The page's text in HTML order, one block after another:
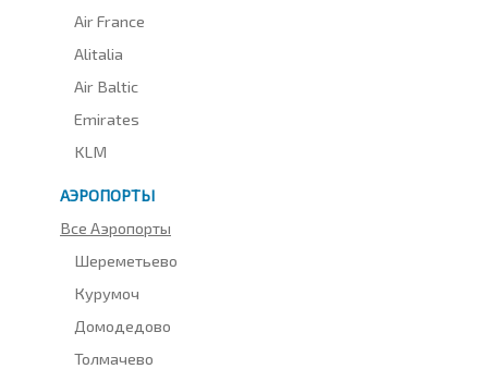
Air France
Alitalia
Air Baltic
Emirates
KLM
АЭРОПОРТЫ
Все Аэропорты
Шереметьево
Курумоч
Домодедово
Толмачево